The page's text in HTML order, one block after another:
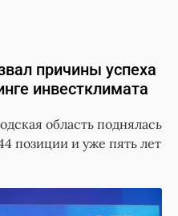
причины успеха
инвестклимата
область поднялась
позиции и уже пять лет